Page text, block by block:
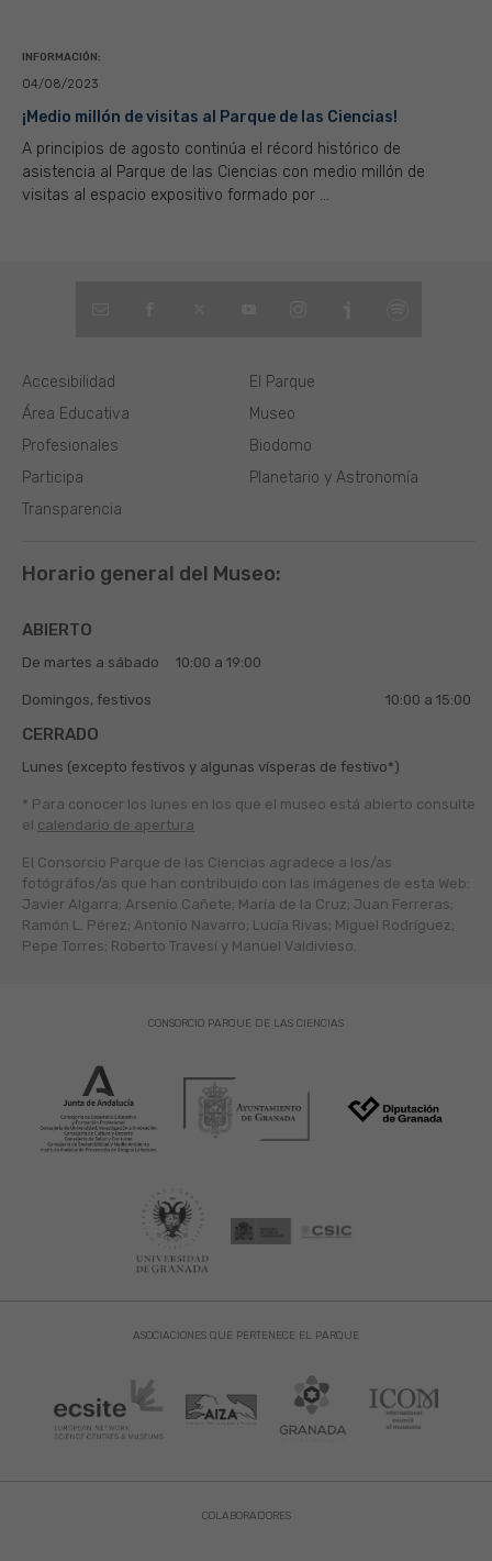
INFORMACIÓN:
04/08/2023
¡Medio millón de visitas al Parque de las Ciencias!
A principios de agosto continúa el récord histórico de
asistencia al Parque de las Ciencias con medio millón de
visitas al espacio expositivo formado por ...
El Parque
Museo
Biodomo
Planetario y Astronomía
Área Educativa
Profesionales
Participa
Transparencia
Accesibilidad
Horario general del Museo:
ABIERTO
De martes a sábado 10:00 a 19:00
Domingos, festivos 10:00 a 15:00
CERRADO
Lunes (excepto festivos y algunas vísperas de festivo*)
* Para conocer los lunes en los que el museo está abierto consulte
el calendario de apertura
El Consorcio Parque de las Ciencias agradece a los/as
fotógráfos/as que han contribuido con las imágenes de esta Web:
Javier Algarra; Arsenio Cañete; María de la Cruz; Juan Ferreras;
Ramón L. Pérez; Antonio Navarro; Lucía Rivas; Miguel Rodríguez;
Pepe Torres; Roberto Travesí y Manuel Valdivieso.
ASOCIACIONES QUE PERTENECE EL PARQUE
CONSORCIO PARQUE DE LAS CIENCIAS
COLABORADORES